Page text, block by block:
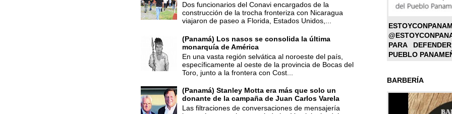
Dos funcionarios del Conavi encargados de la
construcción de la trocha fronteriza con Nicaragua
viajaron de paseo a Florida, Estados Unidos,...
(Panamá) Los nasos se consolida la última
monarquía de América
En una vasta región selvática al noroeste del país,
específicamente al oeste de la provincia de Bocas del
Toro, junto a la frontera con Cost...
(Panamá) Stanley Motta era más que solo un
donante de la campaña de Juan Carlos Varela
Las filtraciones de conversaciones de mensajería
PARA
PUEBLO
BARBERÍA